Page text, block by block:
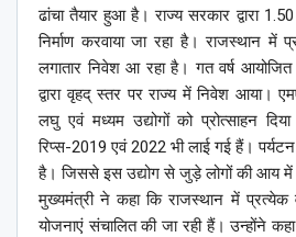
ढांचा तैयार हुआ है। राज्य सरकार द्वारा
निर्माण करवाया जा रहा है। राजस्थान में
लगातार निवेश आ रहा है। गत वर्ष
द्वारा वृहद् स्तर पर राज्य में निवेश आया।
लघु एवं मध्यम उद्योगों को प्रोत्साहन
रिप्स-2019 एवं 2022 भी लाई गई हैं। पर्यटन
है। जिससे इस उद्योग से जुड़े लोगों की आय में
मुख्यमंत्री ने कहा कि राजस्थान में प्रत्येक
योजनाएं संचालित की जा रही हैं। उन्होंने